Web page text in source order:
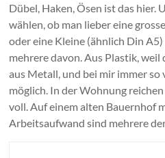
Dübel, Haken, Ösen ist das hier.
wählen, ob man lieber eine
oder eine Kleine (ähnlich Din
mehrere davon. Aus Plastik,
aus Metall, und bei mir immer so
möglich. In der Wohnung
voll. Auf einem alten Bauernhof
Arbeitsaufwand sind mehrere